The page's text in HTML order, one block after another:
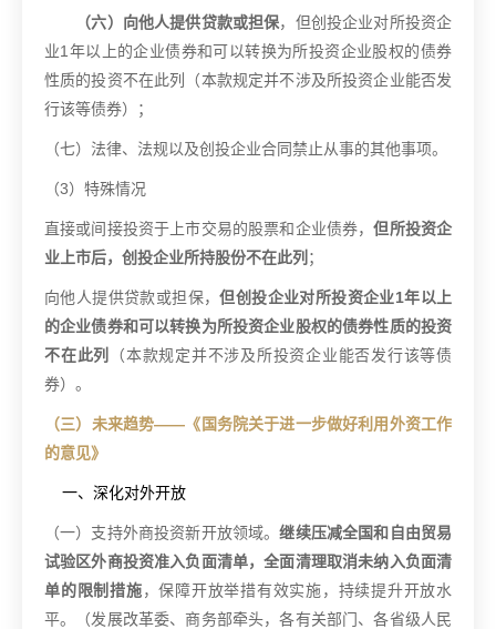
（六）向他人提供贷款或担保，但创投企业对所投资企
业1 年以上的企业债券和可以转换为所投资企业股权的债券
性质的投资不在此列（本款规定并不涉及所投资企业能否发
行该等债券）；
（七）法律、法规以及创投企业合同禁止从事的其他事项。
（3）特殊情况
直接或间接投资于上市交易的股票和企业债券，但所投资企
业上市后，创投企业所持股份不在此列 ；
向他人提供贷款或担保，但创投企业对所投资企业1年以上
的企业债券和可以转换为所投资企业股权的债券性质的投资
不在此列
（本款规定并不涉及所投资企业能否发行该等债
券）。
（三）未来趋势—— 《国务院关于进一步做好利用外资工作
的意见》
一、深化对外开放
（一）支持外商投资新开放领域。继续压减全国和自由贸易
试验区外商投资准入负面清单，全面清理取消未纳入负面清
单的限制措施，保障开放举措有效实施，持续提升开放水
平。（发展改革委、商务部牵头，各有关部门、各省级人民